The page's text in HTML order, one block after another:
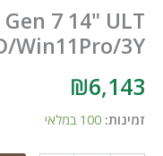
E14 Gen 7 14"
SSD/
₪
100 במלאי